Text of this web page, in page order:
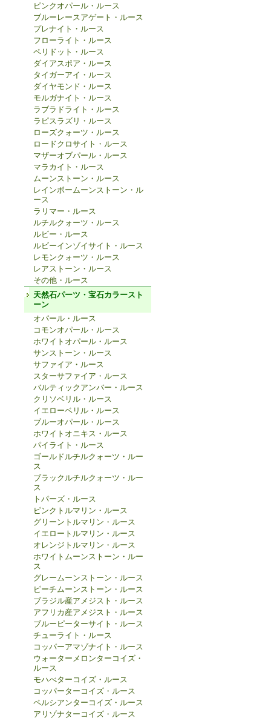
ピンクオパール・ルース
ブルーレースアゲート・ルース
プレナイト・ルース
フローライト・ルース
ペリドット・ルース
ダイアスポア・ルース
タイガーアイ・ルース
ダイヤモンド・ルース
モルガナイト・ルース
ラブラドライト・ルース
ラピスラズリ・ルース
ローズクォーツ・ルース
ロードクロサイト・ルース
マザーオブパール・ルース
マラカイト・ルース
ムーンストーン・ルース
レインボームーンストーン・ル
ース
ラリマー・ルース
ルチルクォーツ・ルース
ルビー・ルース
ルビーインゾイサイト・ルース
レモンクォーツ・ルース
レアストーン・ルース
その他・ルース
天然石パーツ・宝石カラースト
ーン
オパール・ルース
コモンオパール・ルース
ホワイトオパール・ルース
サンストーン・ルース
サファイア・ルース
スターサファイア・ルース
バルティックアンバー・ルース
クリソベリル・ルース
イエローベリル・ルース
ブルーオパール・ルース
ホワイトオニキス・ルース
パイライト・ルース
ゴールドルチルクォーツ・ルー
ス
ブラックルチルクォーツ・ルー
ス
トパーズ・ルース
ピンクトルマリン・ルース
グリーントルマリン・ルース
イエロートルマリン・ルース
オレンジトルマリン・ルース
ホワイトムーンストーン・ルー
ス
グレームーンストーン・ルース
ピーチムーンストーン・ルース
ブラジル産アメジスト・ルース
アフリカ産アメジスト・ルース
ブルーピーターサイト・ルース
チューライト・ルース
コッパーアマゾナイト・ルース
ウォーターメロンターコイズ・
ルース
モハべターコイズ・ルース
コッパーターコイズ・ルース
ペルシアンターコイズ・ルース
アリゾナターコイズ・ルース